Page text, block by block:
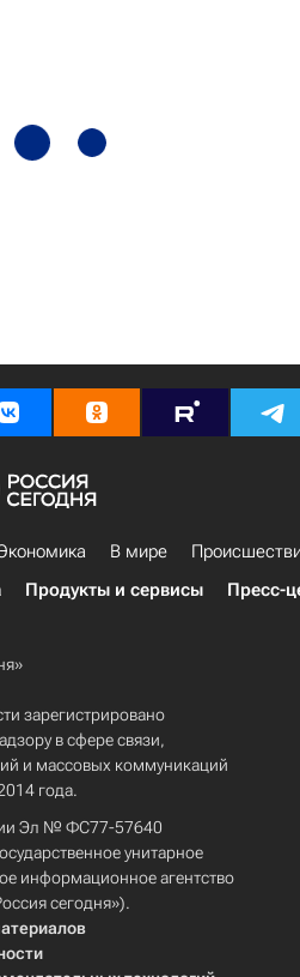
В мире
Продукты и сервисы Пресс-
зарегистрировано
в сфере связи,
и массовых коммуникаций
года.
Эл № ФС77-57640
унитарное
информационное агентство
сегодня»).